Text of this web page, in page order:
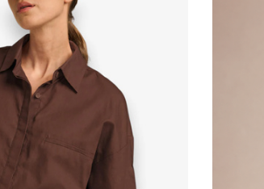
Repeat
Rosemunde
Scarlett Poppies
Sea me happy
Sissel Edelbo
Sista bags
Studio Anneloes